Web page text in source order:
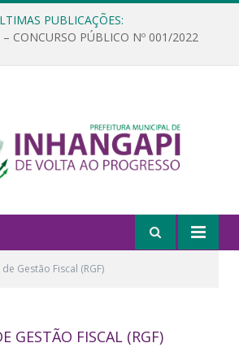
PUBLICAÇÕES:
– CONCURSO PÚBLICO Nº 001/2022
Gestão Fiscal (RGF)
GESTÃO FISCAL (RGF)